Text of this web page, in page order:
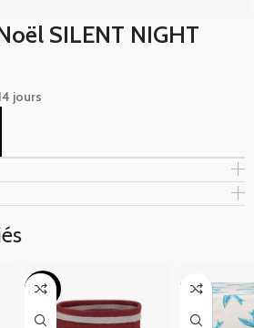
SILENT NIGHT
jours
-65%